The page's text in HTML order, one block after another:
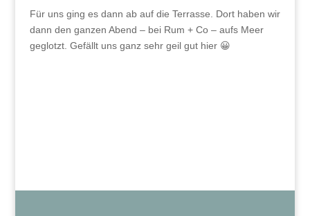
Für uns ging es dann ab auf die Terrasse. Dort haben wir
dann den ganzen Abend – bei Rum + Co – aufs Meer
geglotzt. Gefällt uns ganz sehr geil gut hier 😀